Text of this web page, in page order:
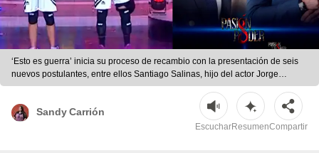
‘Esto es guerra’ inicia su proceso de recambio con la presentación de seis
nuevos postulantes, entre ellos Santiago Salinas, hijo del actor Jorge
Salinas.
Sandy Carrión
EscucharResumenCompartir